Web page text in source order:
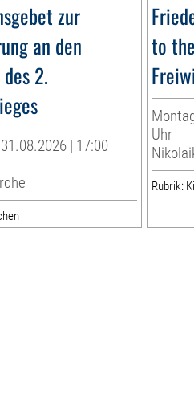
zur
an den
2.
| 17:00
to
Uhr
Rubrik: